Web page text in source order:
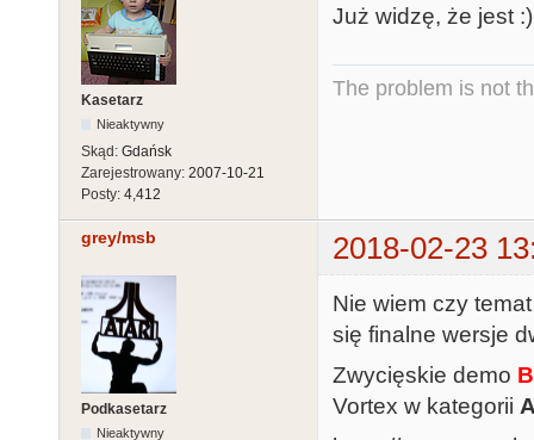
Kasetarz
Nieaktywny
Skąd: Gdańsk
Zarejestrowany: 2007-10-21
Posty: 4,412
Już widzę, że jest :)
The problem is not
grey/msb 2018-02-23
Podkasetarz
Nieaktywny
Nie wiem czy
się finalne wersje
Zwycięskie demo
Vortex w kategorii